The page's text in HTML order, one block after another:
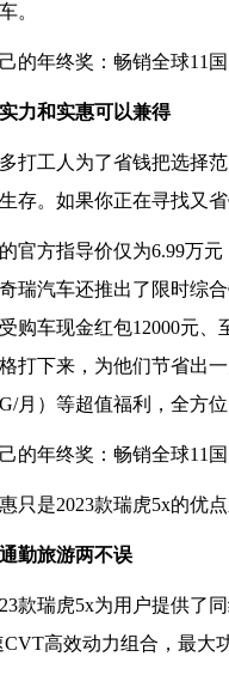
。
力和实惠可以兼得
打工人为了省钱把选择
存。如果你正在寻找又
官方指导价仅为6.99万
瑞汽车还推出了限时综
购车现金红包12000元
打下来，为他们节省出
月）等超值福利，全方
只是2023款瑞虎5x的优
勤旅游两不误
款瑞虎5x为用户提供了
CVT高效动力组合，最